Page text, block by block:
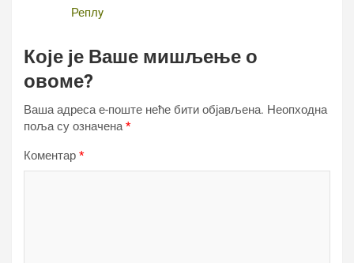
Реплy
Које је Ваше мишљење о
овоме?
Ваша адреса е-поште неће бити објављена. Неопходна
поља су означена*
Коментар *